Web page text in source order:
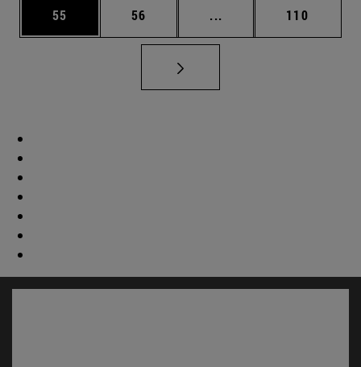
Página
55 Página
56 ... Páginas intermedias
Página
110